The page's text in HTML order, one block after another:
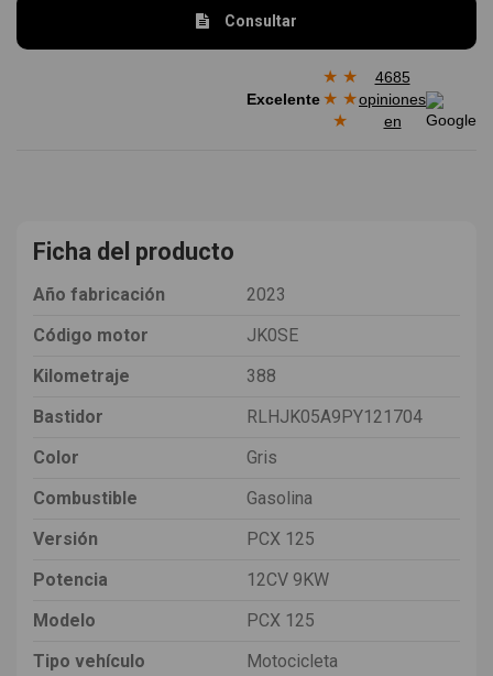
Consultar
Excelente
★ ★
★ ★
★
4685
opiniones
en
Ficha del producto
Año fabricación
2023
Código motor
JK0SE
Kilometraje
388
Bastidor
RLHJK05A9PY121704
Color
Gris
Combustible
Gasolina
Versión
PCX 125
Potencia
12CV 9KW
Modelo
PCX 125
Tipo vehículo
Motocicleta